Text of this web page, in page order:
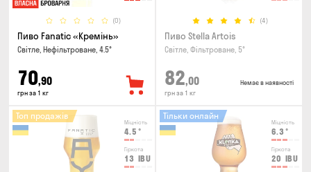
(0)
Пиво Fanatic «Кремінь»
Світле, Нефільтроване, 4.5°
70,90
грн за 1 кг
(4)
Пиво Stella Artois
Світле, Фільтроване, 5°
82,00
грн за 1 кг
Немає в наявності
Міцність
4.5 °
Гіркота
13 IBU
Топ продажів
Міцність
6.3 °
Гіркота
20 IBU
Тільки онлайн